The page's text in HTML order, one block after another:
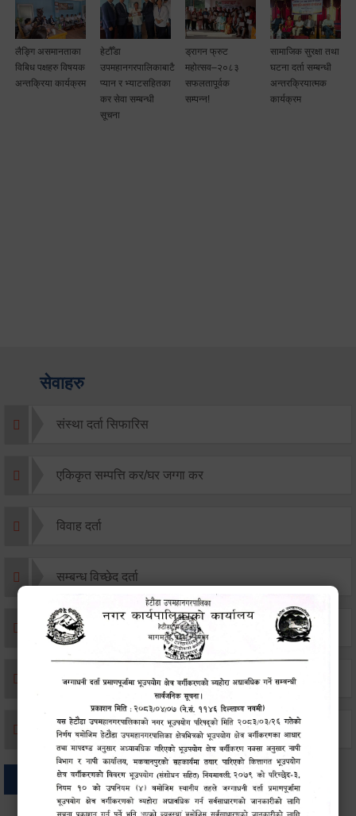
लैङ्गि असमानताका
विबिध पक्षहरु विषयक
अन्तक्रिया कार्यक्रम
हेटौँडा
उपमहानगरपालिकाबाटै
प्यान र भ्याटसहितका
कर सेवा सम्बन्धी
सूचना
ड्रागन फ्रुट
महोत्सव–२०८३
सफलतापूर्वक
सम्पन्न!
सामाजिक सुरक्षा तथा
घटना दर्ता सम्बन्धी
अन्तरक्रियात्मक
कार्यक्रम
सेवाहरु
संस्था दर्ता सिफारिस
एकिकृत सम्पत्ति कर/घर जग्गा कर
विवाह दर्ता
सम्बन्ध विच्छेद दर्ता
बसाइ-सराई जाने/आउने दर्ता
मृत्यू दर्ता
जन्म दर्ता